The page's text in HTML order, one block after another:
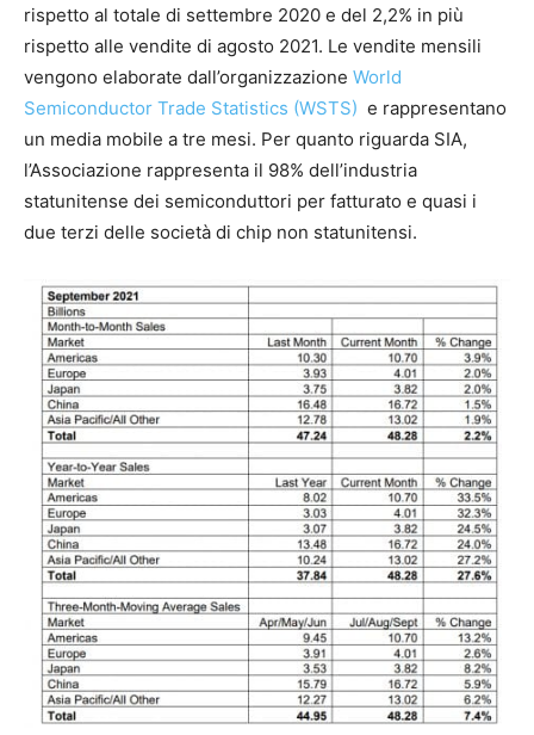
rispetto al totale di settembre 2020 e del 2,2% in più
rispetto alle vendite di agosto 2021. Le vendite mensili
vengono elaborate dall’organizzazione World
Semiconductor Trade Statistics (WSTS) e rappresentano
un media mobile a tre mesi. Per quanto riguarda SIA,
l’Associazione rappresenta il 98% dell’industria
statunitense dei semiconduttori per fatturato e quasi i
due terzi delle società di chip non statunitensi.